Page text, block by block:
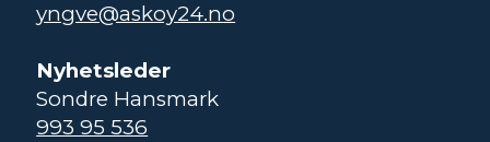
yngve@askoy24.no
Nyhetsleder
Sondre Hansmark
993 95 536